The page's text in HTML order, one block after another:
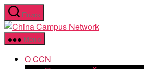
Перейти
к
содержимому
Поиск
China
Меню
О CCN